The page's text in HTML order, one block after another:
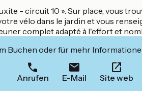
- circuit 10 ». Sur place, vous
vélo dans le jardin et vous
complet adapté à l'effort et
Buchen oder für mehr
Anrufen E-Mail Site web